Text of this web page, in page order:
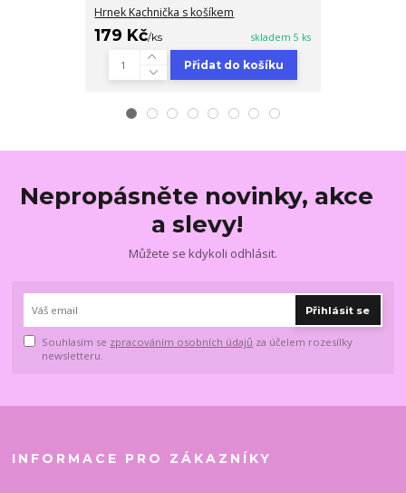
Hrnek Kachnička s košíkem
179 Kč/ks skladem 5 ks
Přidat do košíku
Nepropásněte novinky, akce
a slevy!
Můžete se kdykoli odhlásit.
Přihlásit se
Souhlasím se zpracováním osobních údajů za účelem rozesílky
newsletteru.
INFORMACE PRO ZÁKAZNÍKY